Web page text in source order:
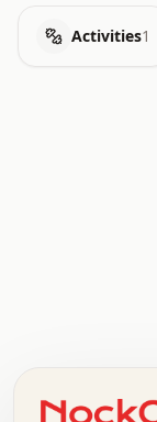
Activities1
+   .   .   .